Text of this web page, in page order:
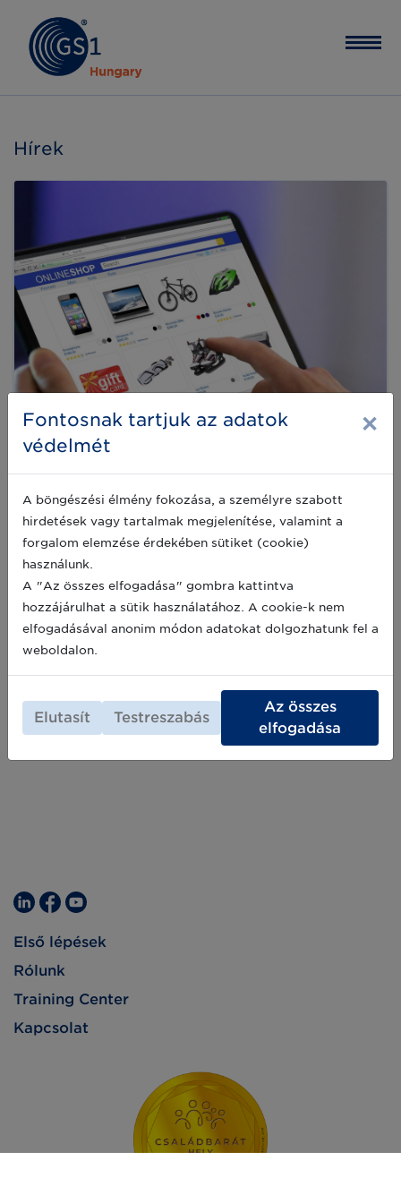
Hírek
A biztonságos és kellemes vásárlási
élményt biztosító megoldások
A sikeres értékesítés érdekében
kulcsfontosságú a vásárlói elégedettség
megértése, ez ugyanis előfeltétele annak, hogy
kielégítő vásárlási élményt tudjunk nyújtani
ügyfeleinknek. Ha rendelkezünk ezekkel az
információkkal, ha naprakész visszajelzéseink
vannak a platformunkkal kapcsolatban,
lehetőségünk van rá, hogy olyan
módosításokat hajtsunk végre, amelyekkel
kiiktathatjuk ezeket a hiányosságokat és olyan
vásárlói élményt nyújthatunk, amivel
elérhetjük, hogy a vásárlók visszatérjenek az
Archív hírek >>
Első lépések
Rólunk
Training Center
Kapcsolat
Fontosnak tartjuk az adatok
védelmét
×
A böngészési élmény fokozása, a személyre szabott
hirdetések vagy tartalmak megjelenítése, valamint a
forgalom elemzése érdekében sütiket (cookie)
használunk.
A "Az összes elfogadása" gombra kattintva
hozzájárulhat a sütik használatához. A cookie-k nem
elfogadásával anonim módon adatokat dolgozhatunk fel a
weboldalon.
Elutasít Testreszabás
Az összes
elfogadása